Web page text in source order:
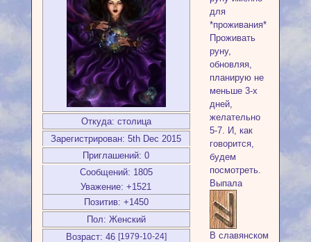
Откуда: столица
Зарегистрирован: 5th Dec 2015
Приглашений: 0
Сообщений: 1805
Уважение: +1521
Позитив: +1450
Пол: Женский
Возраст: 46 [1979-10-24]
для
*проживания*
Проживать
руну,
обновляя,
планирую не
меньше 3-х
дней,
желательно
5-7. И, как
говорится,
будем
посмотреть.
Выпала
В славянском